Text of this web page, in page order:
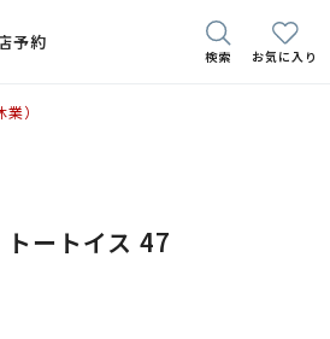
予約
検索 お気に入り
）
ートイス 47